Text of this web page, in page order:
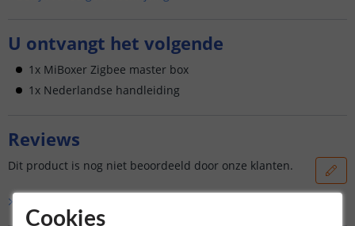
U ontvangt het volgende
1x MiBoxer Zigbee master box
1x Nederlandse handleiding
Reviews
Dit product is nog niet beoordeeld door onze klanten.
Cookies